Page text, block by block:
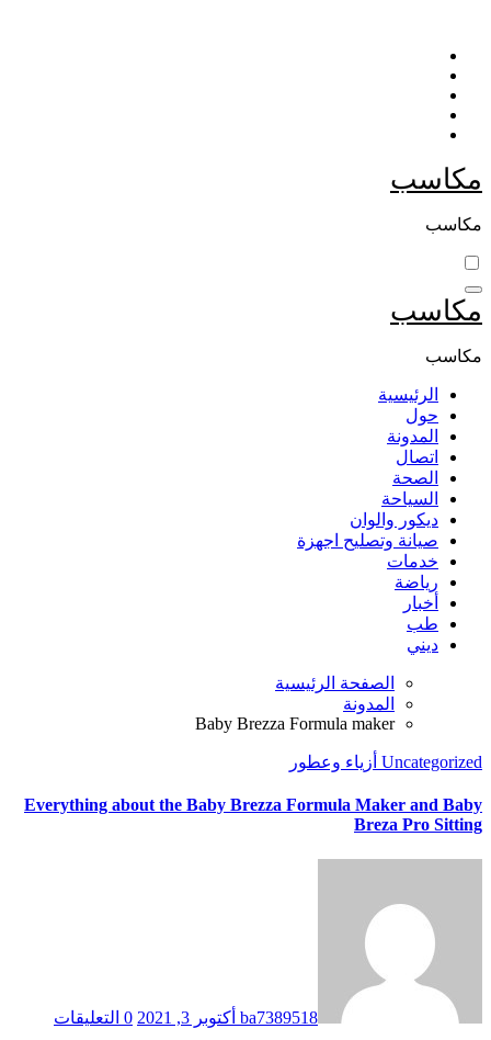
التجاوز
المحتوى
مكاسب
مكاسب
مكاسب
مكاسب
الرئيسية
حول
المدونة
اتصال
الصحة
السياحة
ديكور والوان
صيانة وتصليح اجهزة
خدمات
رياضة
أخبار
طب
ديني
الصفحة الرئيسية
المدونة
Baby Brezza Formula maker
Uncategorized أزياء وعطور
Everything about the Baby Brezza Formula Maker and Baby
Breza Pro Sitting
ba7389518 أكتوبر 3, 2021
0 التعليقات